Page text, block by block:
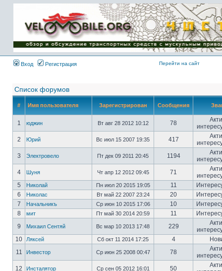
Имя пользователя:
Пароль:
{ LOG_ME_IN_SHORT
}
Вход
Регистрация Перейти на сайт
Список форумов
# Имя пользователя Зарегистрирован Сообщения
1 юджин Вт авг 28 2012 10:12 78
2
Юрий Вс июл 15 2007 19:35 417
3
Электровело Пт дек 09 2011 20:45 1194
4
Шуня Чт апр 12 2012 09:45 71
5
Николай Пн июл 20 2015 19:05 11
6
Николас Вт май 22 2007 23:24 20
7
Начальникъ Ср июн 10 2015 17:06 10
8
мит Пт май 30 2014 20:59 11
9
Михаил Сентяй Вс мар 10 2013 17:48 229
10
Ляксей Сб окт 11 2014 17:25 4
11
Инвестор Ср июн 25 2008 00:47 78
12
Инсталятор Ср сен 05 2012 16:01 50